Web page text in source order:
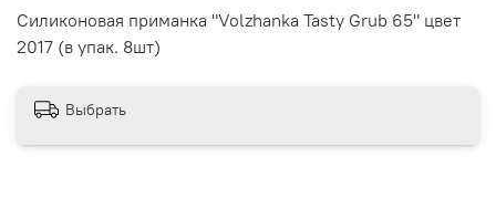
Силиконовая приманка "Volzhanka Tasty Grub 65" цвет
2017 (в упак. 8шт)
Выбрать